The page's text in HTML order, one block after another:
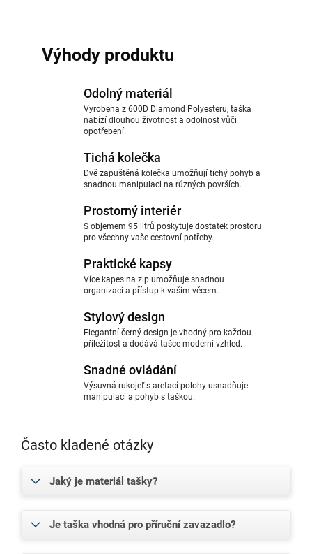
Výhody produktu
Odolný materiál
Vyrobena z 600D Diamond Polyesteru, taška
nabízí dlouhou životnost a odolnost vůči
opotřebení.
Tichá kolečka
Dvě zapuštěná kolečka umožňují tichý pohyb a
snadnou manipulaci na různých površích.
Prostorný interiér
S objemem 95 litrů poskytuje dostatek prostoru
pro všechny vaše cestovní potřeby.
Praktické kapsy
Více kapes na zip umožňuje snadnou
organizaci a přístup k vašim věcem.
Stylový design
Elegantní černý design je vhodný pro každou
příležitost a dodává tašce moderní vzhled.
Snadné ovládání
Výsuvná rukojeť s aretací polohy usnadňuje
manipulaci a pohyb s taškou.
Často kladené otázky
Jaký je materiál tašky?
Je taška vhodná pro příruční zavazadlo?